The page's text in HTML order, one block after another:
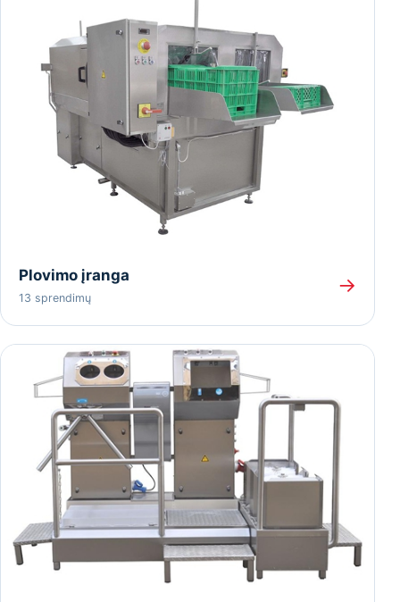
Plovimo įranga
13 sprendimų
→